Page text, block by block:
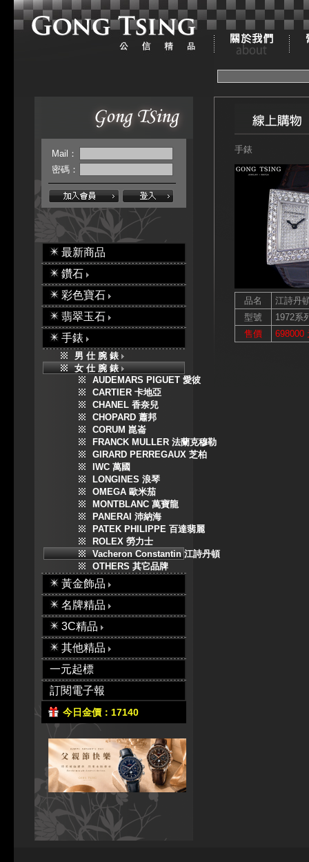
Mail：
密碼：
最新商品
鑽石
彩色寶石
翡翠玉石
手錶
男 仕 腕 錶
女 仕 腕 錶
AUDEMARS PIGUET 愛彼
CARTIER 卡地亞
CHANEL 香奈兒
CHOPARD 蕭邦
CORUM 崑崙
FRANCK MULLER 法蘭克穆勒
GIRARD PERREGAUX 芝柏
IWC 萬國
LONGINES 浪琴
OMEGA 歐米茄
MONTBLANC 萬寶龍
PANERAI 沛納海
PATEK PHILIPPE 百達翡麗
ROLEX 勞力士
Vacheron Constantin 江詩丹頓
OTHERS 其它品牌
黃金飾品
名牌精品
3C精品
其他精品
一元起標
訂閱電子報
今日金價：17140
手錶
品名
江詩丹
型號
1972系
售價
698000